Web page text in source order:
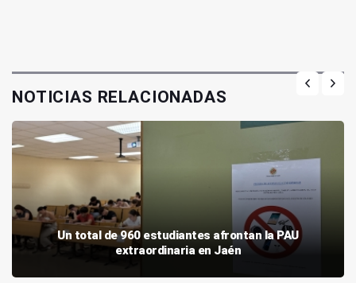
NOTICIAS RELACIONADAS
Un total de 960 estudiantes afrontan la PAU
extraordinaria en Jaén